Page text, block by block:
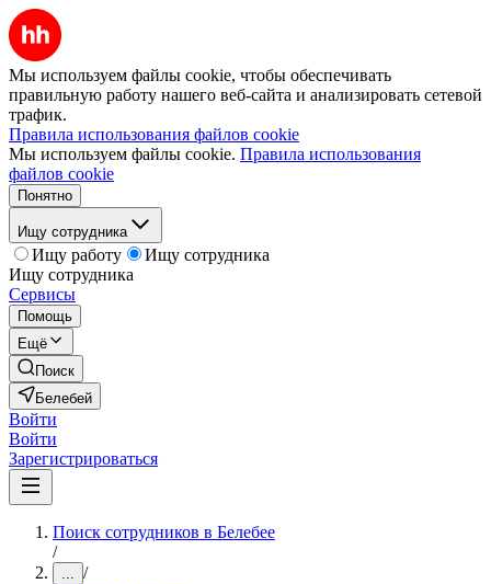
Мы используем файлы cookie, чтобы обеспечивать
правильную работу нашего веб-сайта и анализировать сетевой
трафик.
Правила использования файлов cookie
Мы используем файлы cookie. Правила использования
файлов cookie
Понятно
Ищу сотрудника
Ищу работу
Ищу сотрудника
Ищу сотрудника
Сервисы
Помощь
Ещё
Поиск
Белебей
Войти
Войти
Зарегистрироваться
Поиск сотрудников в Белебее
/
... /